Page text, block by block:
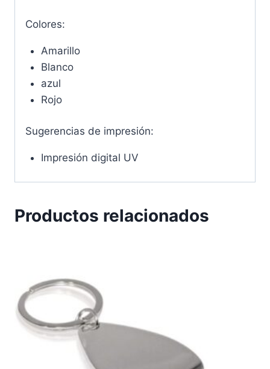
Colores:
Amarillo
Blanco
azul
Rojo
Sugerencias de impresión:
Impresión digital UV
Productos relacionados